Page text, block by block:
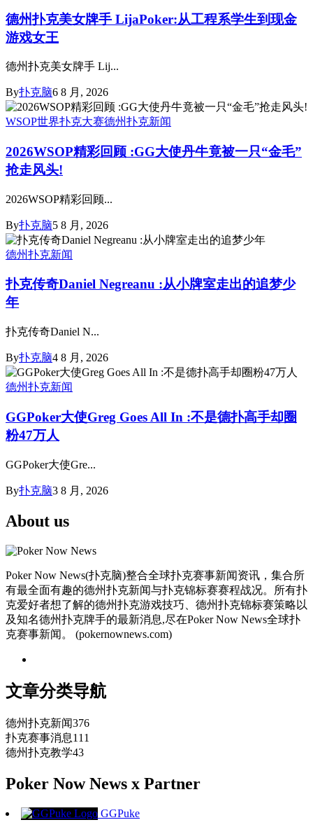
德州扑克美女牌手 LijaPoker:从工程系学生到现金
游戏女王
德州扑克美女牌手 Lij...
By扑克脑6 8 月, 2026
WSOP世界扑克大赛德州扑克新闻
2026WSOP精彩回顾 :GG大使丹牛竟被一只“金毛”
抢走风头!
2026WSOP精彩回顾...
By扑克脑5 8 月, 2026
德州扑克新闻
扑克传奇Daniel Negreanu :从小牌室走出的追梦少
年
扑克传奇Daniel N...
By扑克脑4 8 月, 2026
德州扑克新闻
GGPoker大使Greg Goes All In :不是德扑高手却圈
粉47万人
GGPoker大使Gre...
By扑克脑3 8 月, 2026
About us
Poker Now News(扑克脑)整合全球扑克赛事新闻资讯，集合所
有最全面有趣的德州扑克新闻与扑克锦标赛赛程战况。所有扑
克爱好者想了解的德州扑克游戏技巧、德州扑克锦标赛策略以
及知名德州扑克牌手的最新消息,尽在Poker Now News全球扑
克赛事新闻。 (pokernownews.com)
文章分类导航
德州扑克新闻376
扑克赛事消息111
德州扑克教学43
Poker Now News x Partner
GGPuke